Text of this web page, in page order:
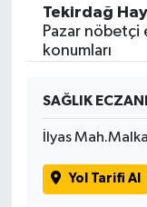
Tekirdağ
Pazar nöbetçi
konumları
SAĞLIK
İlyas
Yol Tarifi Al